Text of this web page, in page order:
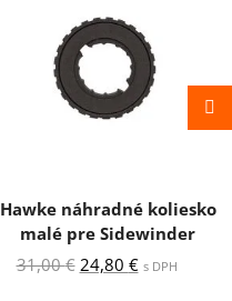
Hawke náhradné koliesko
malé pre Sidewinder
31,00€ Pôvodná
24,80 €Aktuálna
s DPH